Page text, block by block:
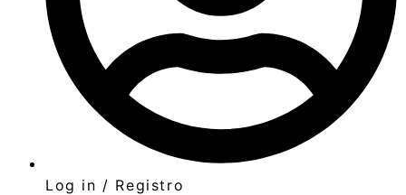
Log in / Registro